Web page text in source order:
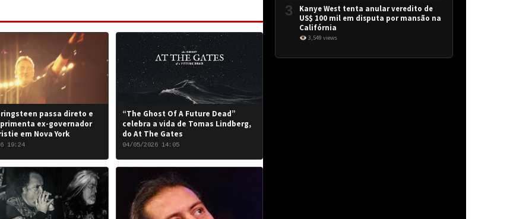
passa direto e
ex-governador
em Nova York
19:24
“The Ghost Of A Future Dead”
celebra a vida de Tomas Lindberg,
do At The Gates
04/05/2026 14:05
3
Kanye West tenta anular veredito de
US$ 100 mil em disputa por mansão na
Califórnia
👁 3,549 views